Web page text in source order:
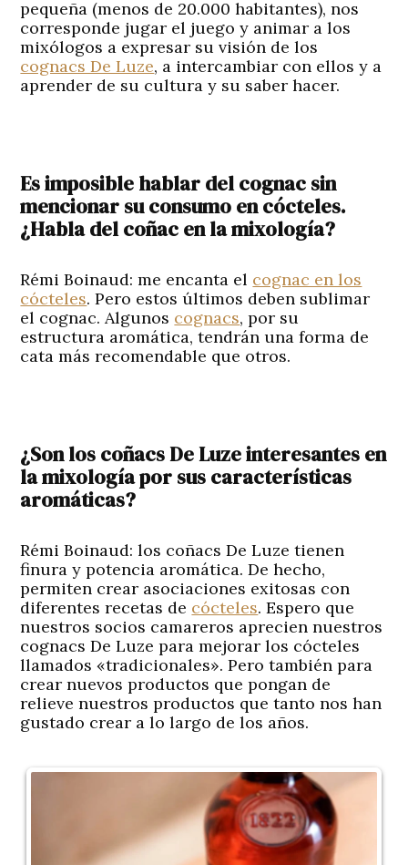
pequeña (menos de 20.000 habitantes), nos
corresponde jugar el juego y animar a los
mixólogos a expresar su visión de los
cognacs De Luze, a intercambiar con ellos y a
aprender de su cultura y su saber hacer.
Es imposible hablar del cognac sin
mencionar su consumo en cócteles.
¿Habla del coñac en la mixología?
Rémi Boinaud: me encanta el cognac en los
cócteles. Pero estos últimos deben sublimar
el cognac. Algunos cognacs, por su
estructura aromática, tendrán una forma de
cata más recomendable que otros.
¿Son los coñacs De Luze interesantes en
la mixología por sus características
aromáticas?
Rémi Boinaud: los coñacs De Luze tienen
finura y potencia aromática. De hecho,
permiten crear asociaciones exitosas con
diferentes recetas de cócteles. Espero que
nuestros socios camareros aprecien nuestros
cognacs De Luze para mejorar los cócteles
llamados «tradicionales». Pero también para
crear nuevos productos que pongan de
relieve nuestros productos que tanto nos han
gustado crear a lo largo de los años.